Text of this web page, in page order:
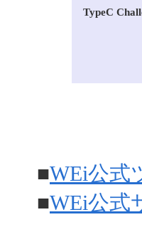
TypeC
■WEi公式
■WEi公式